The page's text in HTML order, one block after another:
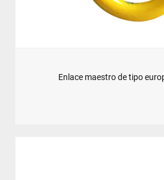
Enlace maestro de tipo